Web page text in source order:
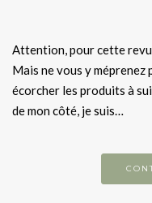
Attention, pour cette
Mais ne vous y
écorcher les produits à
de mon côté, je suis…